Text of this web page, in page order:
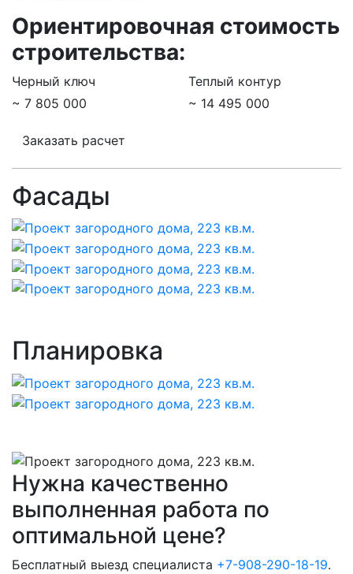
Ориентировочная стоимость
строительства:
Черный ключ
~ 7 805 000
Теплый контур
~ 14 495 000
Заказать расчет
Фасады
Планировка
Нужна качественно
выполненная работа по
оптимальной цене?
Бесплатный выезд специалиста +7-908-290-18-19.